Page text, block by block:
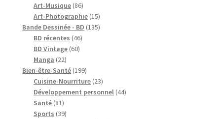
produits
Art-Musique 8686
produits
Art-Photographie 1515
produits
Bande Dessinée - BD 135135
BD récentes 4646
BD Vintage 6060
Manga 2222
produits
Bien-être-Santé 199199
produits
Cuisine-Nourriture 2323
produits
Développement personnel 4444
Santé 8181
produits
Sports 3939